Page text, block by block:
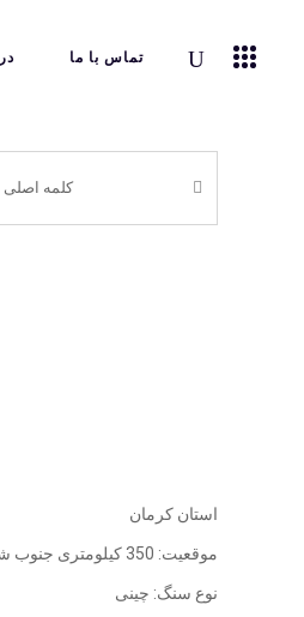
تماس با ما
استان کرمان
موقعيت: 350 كيلومتری جنوب شرقی كرمان
نوع سنگ: چينی